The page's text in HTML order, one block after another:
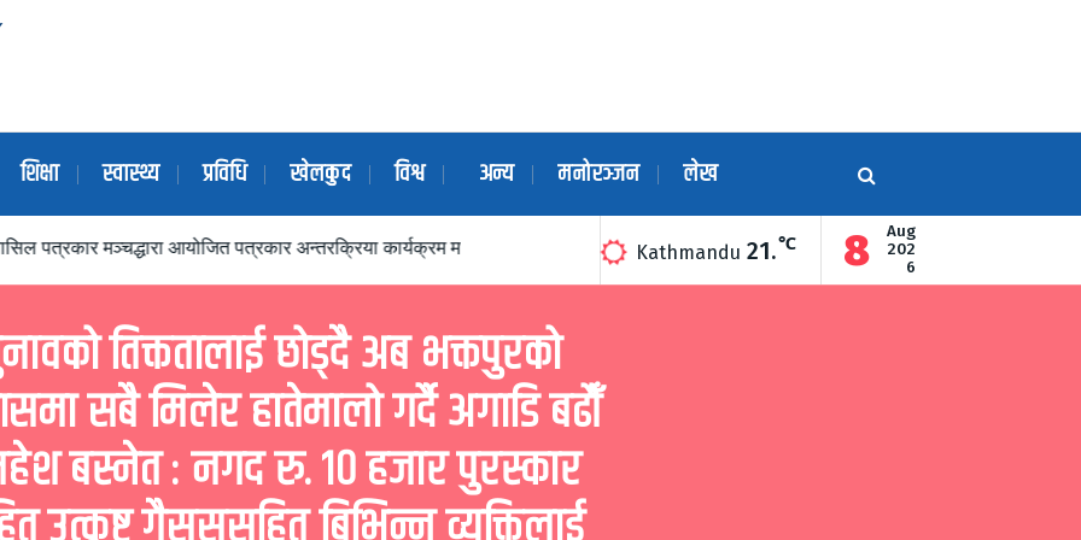
शिक्षा स्वास्थ्य प्रविधि खेलकुद विश्व अन्य मनोरञ्जन लेख
मञ्चद्धारा आयोजित पत्रकार अन्तरक्रिया कार्यक्रम मध्यपुरथिमिका नगर प्रमुखद्धारा उद्घाटन गुण्डुको अन्नन्त कुण्डमा हरेक महिनाको अन्तिम सोमबार
Kathmandu 21.℃ 8
Aug
202
6
तिक्ततालाई छोड्दै अब भक्तपुरको
सबै मिलेर हातेमालो गर्दै अगाडि बढौँ
बस्नेत : नगद रु. १० हजार पुरस्कार